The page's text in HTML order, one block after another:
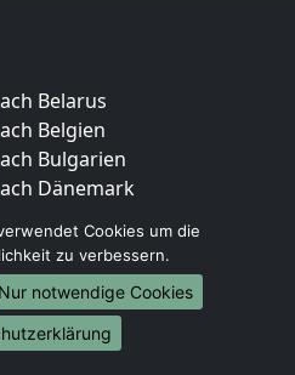
Belarus
Belgien
Bulgarien
Dänemark
Portugal
Bosnien
Irland
Cookies um die
zu verbessern.
Nur notwendige Cookies